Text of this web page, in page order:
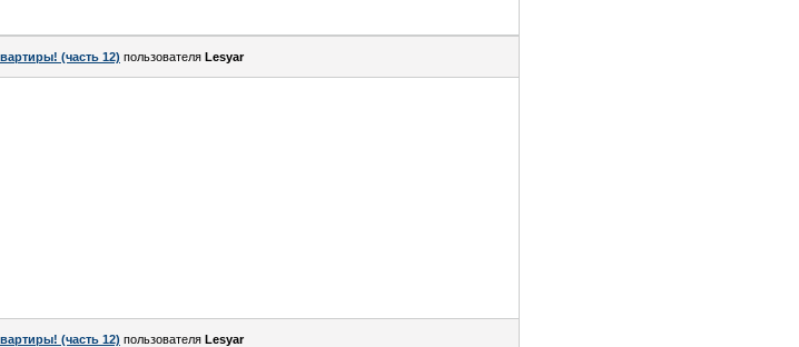
(часть 12) пользователя Lesyar
(часть 12) пользователя Lesyar